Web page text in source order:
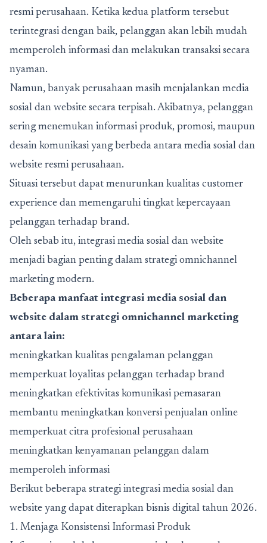
resmi perusahaan. Ketika kedua platform tersebut
terintegrasi dengan baik, pelanggan akan lebih mudah
memperoleh informasi dan melakukan transaksi secara
nyaman.
Namun, banyak perusahaan masih menjalankan media
sosial dan website secara terpisah. Akibatnya, pelanggan
sering menemukan informasi produk, promosi, maupun
desain komunikasi yang berbeda antara media sosial dan
website resmi perusahaan.
Situasi tersebut dapat menurunkan kualitas customer
experience dan memengaruhi tingkat kepercayaan
pelanggan terhadap brand.
Oleh sebab itu, integrasi media sosial dan website
menjadi bagian penting dalam strategi omnichannel
marketing modern.
Beberapa manfaat integrasi media sosial dan
website dalam strategi omnichannel marketing
antara lain:
meningkatkan kualitas pengalaman pelanggan
memperkuat loyalitas pelanggan terhadap brand
meningkatkan efektivitas komunikasi pemasaran
membantu meningkatkan konversi penjualan online
memperkuat citra profesional perusahaan
meningkatkan kenyamanan pelanggan dalam
memperoleh informasi
Berikut beberapa strategi integrasi media sosial dan
website yang dapat diterapkan bisnis digital tahun 2026.
1. Menjaga Konsistensi Informasi Produk